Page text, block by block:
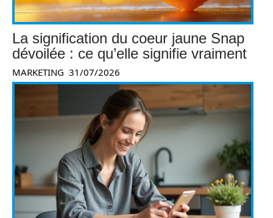
La signification du coeur jaune Snap
dévoilée : ce qu’elle signifie vraiment
MARKETING 31/07/2026